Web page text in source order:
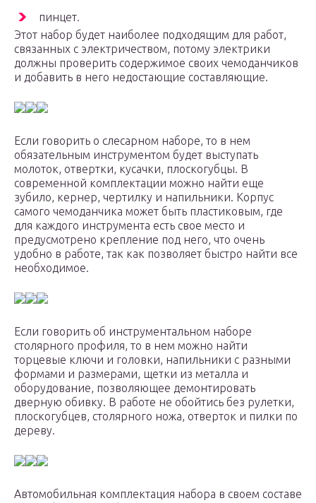
пинцет.
Этот набор будет наиболее подходящим для работ,
связанных с электричеством, потому электрики
должны проверить содержимое своих чемоданчиков
и добавить в него недостающие составляющие.
Если говорить о слесарном наборе, то в нем
обязательным инструментом будет выступать
молоток, отвертки, кусачки, плоскогубцы. В
современной комплектации можно найти еще
зубило, кернер, чертилку и напильники. Корпус
самого чемоданчика может быть пластиковым, где
для каждого инструмента есть свое место и
предусмотрено крепление под него, что очень
удобно в работе, так как позволяет быстро найти все
необходимое.
Если говорить об инструментальном наборе
столярного профиля, то в нем можно найти
торцевые ключи и головки, напильники с разными
формами и размерами, щетки из металла и
оборудование, позволяющее демонтировать
дверную обивку. В работе не обойтись без рулетки,
плоскогубцев, столярного ножа, отверток и пилки по
дереву.
Автомобильная комплектация набора в своем составе